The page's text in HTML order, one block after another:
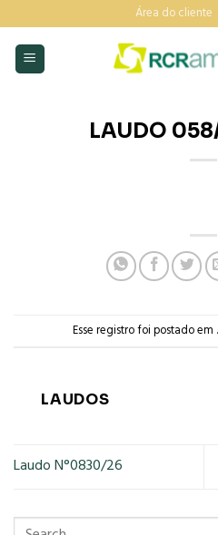
to
content
Área do cliente
LAUDO
Esse registro foi postado em .
LAUDOS
Laudo N°0830/26